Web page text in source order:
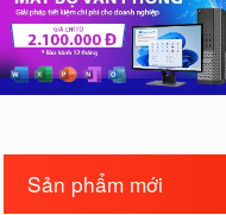
Sản phẩm mới